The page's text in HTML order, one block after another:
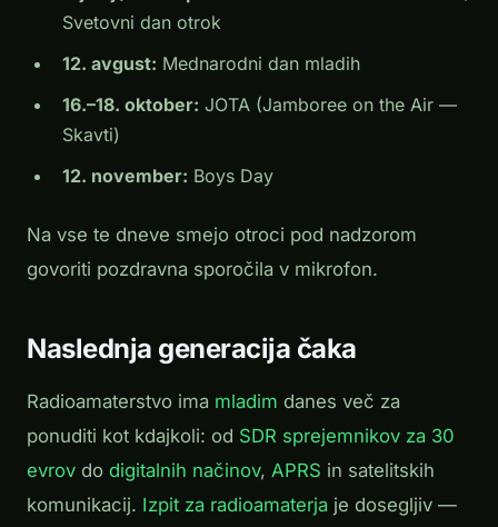
Svetovni dan otrok
12. avgust: Mednarodni dan mladih
16.–18. oktober: JOTA (Jamboree on the Air —
Skavti)
12. november: Boys Day
Na vse te dneve smejo otroci pod nadzorom
govoriti pozdravna sporočila v mikrofon.
Naslednja generacija čaka
Radioamaterstvo ima mladim danes več za
ponuditi kot kdajkoli: od SDR sprejemnikov za 30
evrov do digitalnih načinov, APRS in satelitskih
komunikacij. Izpit za radioamaterja je dosegljiv —